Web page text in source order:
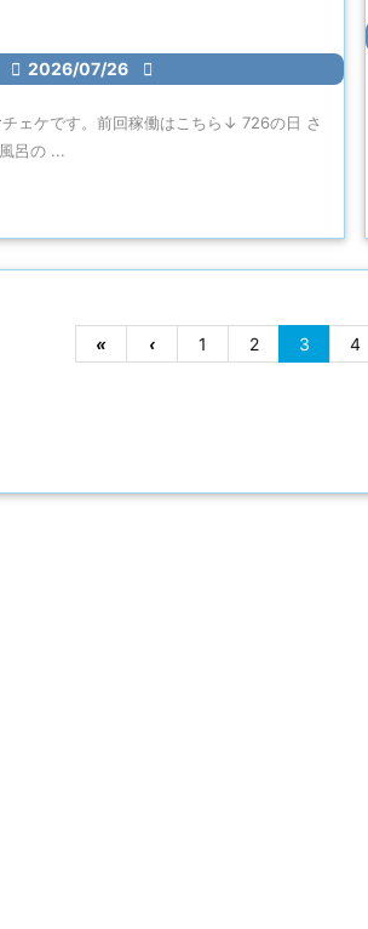
 2026/07/26 
ェケです。前回稼働はこちら↓ 726の日 さ
呂の ...
« ‹ 1 2 3 4